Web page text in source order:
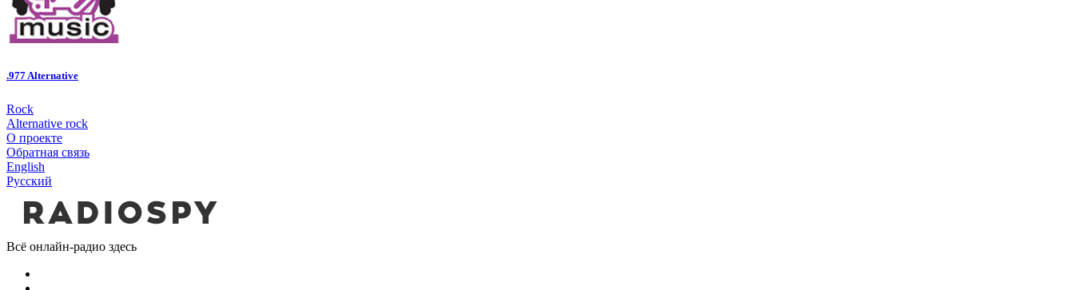
.977 Alternative
Rock
Alternative rock
О проекте
Обратная связь
English
Русский
Всё онлайн-радио здесь